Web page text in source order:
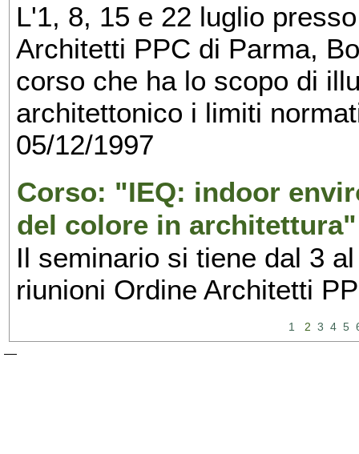
L'1, 8, 15 e 22 luglio
Architetti PPC di Parma,
corso che ha lo scopo di
architettonico i limiti
05/12/1997
Corso: "IEQ: indoor
del colore in
Il seminario si tiene dal 3
riunioni Ordine Architetti
1 2 3 4 5